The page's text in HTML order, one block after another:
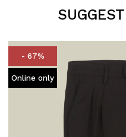
- 67%
Online only